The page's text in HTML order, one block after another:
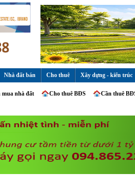
Nhà đất bán Cho thuê Xây dựng - kiến trúc
mua nhà đất Cho thuê BĐS Cần thuê